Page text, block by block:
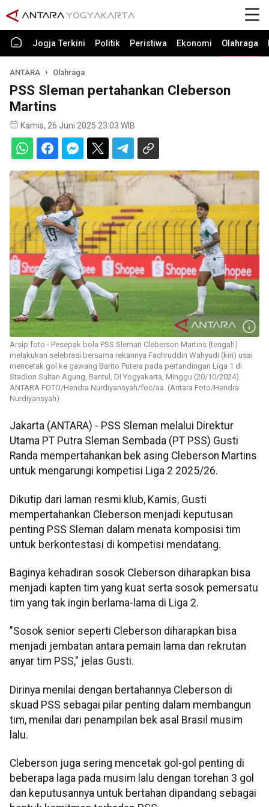
Jogja Terkini Politik Peristiwa Ekonomi Olahraga
ANTARA Olahraga
PSS Sleman pertahankan Cleberson
Martins
Kamis, 26 Juni 2025 23:03 WIB
Arsip foto - Pesepak bola PSS Sleman Cleberson Martins (tengah)
melakukan selebrasi bersama rekannya Fachruddin Wahyudi (kiri) usai
mencetak gol ke gawang Barito Putera pada pertandingan Liga 1 di
Stadion Sultan Agung, Bantul, DI Yogyakarta, Minggu (20/10/2024).
ANTARA FOTO/Hendra Nurdiyansyah/foc/aa. (Antara Foto/Hendra
Nurdiyansyah)
Jakarta (ANTARA) - PSS Sleman melalui Direktur
Utama PT Putra Sleman Sembada (PT PSS) Gusti
Randa mempertahankan bek asing Cleberson Martins
untuk mengarungi kompetisi Liga 2 2025/26.
Dikutip dari laman resmi klub, Kamis, Gusti
mempertahankan Cleberson menjadi keputusan
penting PSS Sleman dalam menata komposisi tim
untuk berkontestasi di kompetisi mendatang.
Baginya kehadiran sosok Cleberson diharapkan bisa
menjadi kapten tim yang kuat serta sosok pemersatu
tim yang tak ingin berlama-lama di Liga 2.
"Sosok senior seperti Cleberson diharapkan bisa
menjadi jembatan antara pemain lama dan rekrutan
anyar tim PSS," jelas Gusti.
Dirinya menilai dengan bertahannya Cleberson di
skuad PSS sebagai pilar penting dalam membangun
tim, menilai dari penampilan bek asal Brasil musim
lalu.
Cleberson juga sering mencetak gol-gol penting di
beberapa laga pada musim lalu dengan torehan 3 gol
dan keputusannya untuk bertahan dipandang sebagai